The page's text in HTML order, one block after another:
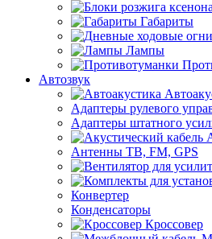
Габариты
Лампы
Автозвук
Адаптеры рулевого
Адаптеры штатного
Антенны ТВ, FM, GPS
Конвертер
Конденсаторы
Кроссовер